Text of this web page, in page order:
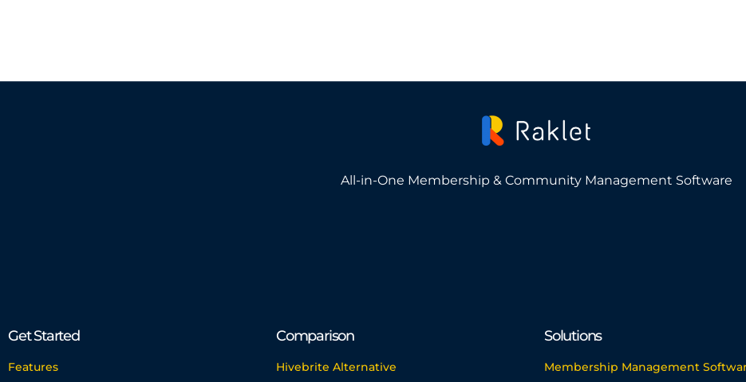
All-in-One Membership & Community Management Software
Get Started
Features
Comparison
Hivebrite Alternative
Solutions
Membership Management